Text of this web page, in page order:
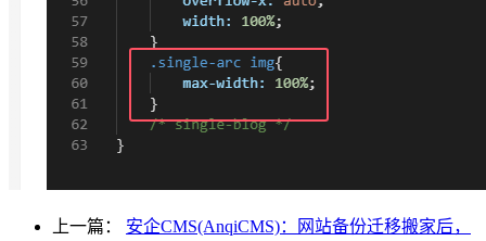
上一篇： 安企CMS(AnqiCMS)：网站备份迁移搬家后，